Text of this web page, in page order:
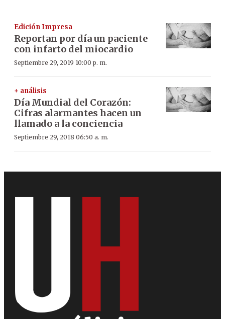
Edición Impresa
Reportan por día un paciente
con infarto del miocardio
Septiembre 29, 2019 10:00 p. m.
+ análisis
Día Mundial del Corazón:
Cifras alarmantes hacen un
llamado a la conciencia
Septiembre 29, 2018 06:50 a. m.